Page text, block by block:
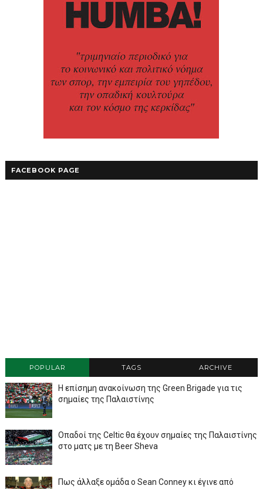
FACEBOOK PAGE
POPULAR TAGS ARCHIVE
Η επίσημη ανακοίνωση της Green Brigade για τις
σημαίες της Παλαιστίνης
Οπαδοί της Celtic θα έχουν σημαίες της Παλαιστίνης
στο ματς με τη Beer Sheva
Πως άλλαξε ομάδα ο Sean Conney κι έγινε από